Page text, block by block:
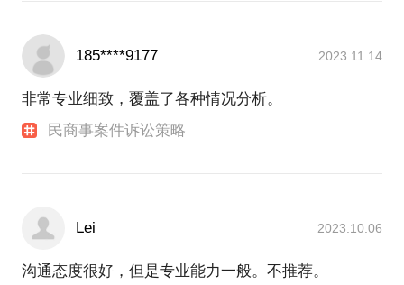
185****9177 2023.11.14
非常专业细致，覆盖了各种情况分析。
民商事案件诉讼策略
Lei 2023.10.06
沟通态度很好，但是专业能力一般。不推荐。